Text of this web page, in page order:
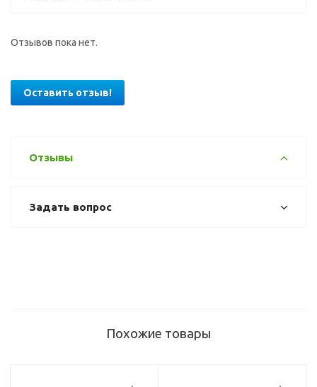
Отзывов пока нет.
Оставить отзыв!
Отзывы
Задать вопрос
Похожие товары